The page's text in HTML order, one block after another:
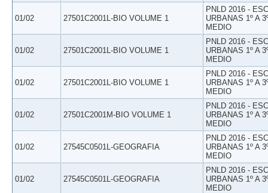
01/02 27501C2001L-BIO VOLUME 1
PNLD 2016 -
URBANAS 1º A
MEDIO
01/02 27501C2001L-BIO VOLUME 1
PNLD 2016 -
URBANAS 1º A
MEDIO
01/02 27501C2001L-BIO VOLUME 1
PNLD 2016 -
URBANAS 1º A
MEDIO
01/02 27501C2001M-BIO VOLUME 1
PNLD 2016 -
URBANAS 1º A
MEDIO
01/02 27545C0501L-GEOGRAFIA
PNLD 2016 -
URBANAS 1º A
MEDIO
01/02 27545C0501L-GEOGRAFIA
PNLD 2016 -
URBANAS 1º A
MEDIO